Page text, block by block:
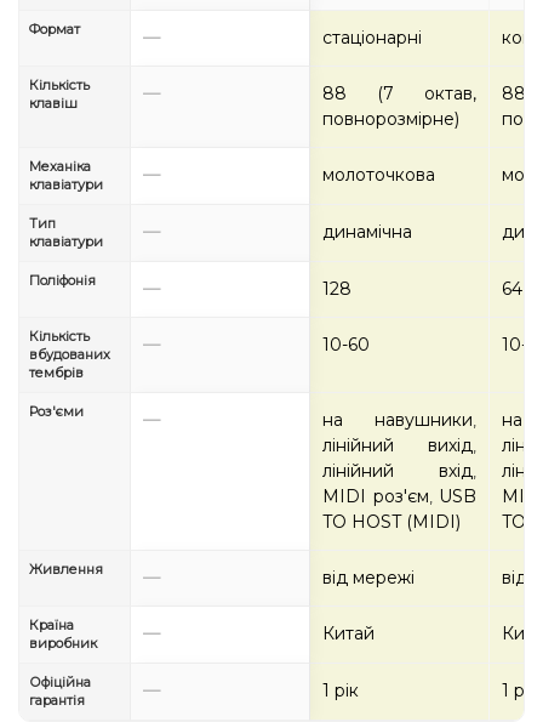
Формат — стаціонарні
Кількість
клавіш
—
88 (7 октав,
повнорозмірне)
88
Механіка
клавіатури
— молоточкова
Тип
клавіатури
— динамічна
Поліфонія — 128 64
Кількість
вбудованих
тембрів
— 10-60 10-
Роз'єми — на навушники,
лінійний вихід,
лінійний вхід,
MIDI роз'єм, USB
TO HOST (MIDI)
на
TO
Живлення — від мережі від
Країна
виробник
— Китай
Офіційна
гарантія
— 1 рік 1 рік